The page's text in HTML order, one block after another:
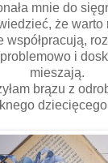
mnie do
że
współpracują,
i
mieszają.
brązu z